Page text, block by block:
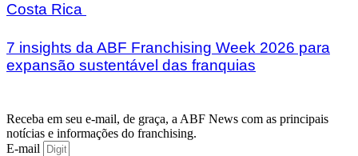
Costa Rica
7 insights da ABF Franchising Week 2026 para
expansão sustentável das franquias
Receba em seu e-mail, de graça, a ABF News com as principais
notícias e informações do franchising.
E-mail